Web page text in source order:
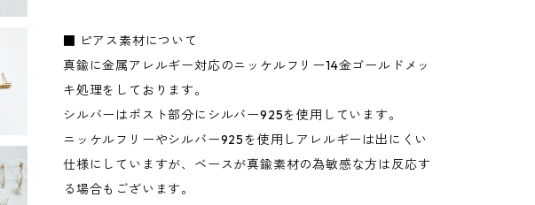
■ ピアス素材について
真鍮に金属アレルギー対応のニッケルフリー14金ゴールドメッ
キ処理をしております。
シルバーはポスト部分にシルバー925を使用しています。
ニッケルフリーやシルバー925を使用しアレルギーは出にくい
仕様にしていますが、ベースが真鍮素材の為敏感な方は反応す
る場合もございます。